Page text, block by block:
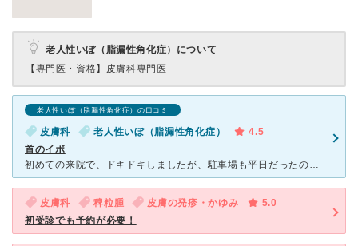
老人性いぼ（脂漏性角化症）について
【専門医・資格】 皮膚科専門医
老人性いぼ（脂漏性角化症）の口コミ
皮膚科 老人性いぼ（脂漏性角化症）
4.5
首のイボ
初めての来院で、ドキドキしましたが、駐車場も平日だったので空いてました。首のイボとるの初めてで、興味津々でした。受付の方も先生も、また、施術してくれた、看護師さんも丁寧に対応してくれましたので、安心し
皮膚科 稗粒腫 皮膚の発疹・かゆみ
5.0
初受診でも予約が必要！